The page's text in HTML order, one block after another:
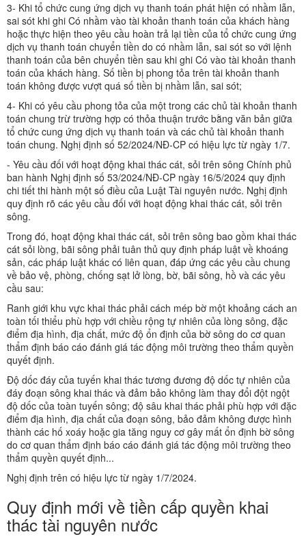
3- Khi tổ chức cung ứng dịch vụ thanh toán phát hiện có nhầm lẫn,
sai sót khi ghi Có nhầm vào tài khoản thanh toán của khách hàng
hoặc thực hiện theo yêu cầu hoàn trả lại tiền của tổ chức cung ứng
dịch vụ thanh toán chuyển tiền do có nhầm lẫn, sai sót so với lệnh
thanh toán của bên chuyển tiền sau khi ghi Có vào tài khoản thanh
toán của khách hàng. Số tiền bị phong tỏa trên tài khoản thanh
toán không được vượt quá số tiền bị nhầm lẫn, sai sót;
4- Khi có yêu cầu phong tỏa của một trong các chủ tài khoản thanh
toán chung trừ trường hợp có thỏa thuận trước bằng văn bản giữa
tổ chức cung ứng dịch vụ thanh toán và các chủ tài khoản thanh
toán chung. Nghị định số 52/2024/NĐ-CP có hiệu lực từ ngày 1/7.
- Yêu cầu đối với hoạt động khai thác cát, sỏi trên sông Chính phủ
ban hành Nghị định số 53/2024/NĐ-CP ngày 16/5/2024 quy định
chi tiết thi hành một số điều của Luật Tài nguyên nước. Nghị định
quy định rõ các yêu cầu đối với hoạt động khai thác cát, sỏi trên
sông.
Trong đó, hoạt động khai thác cát, sỏi trên sông bao gồm khai thác
cát sỏi lòng, bãi sông phải tuân thủ quy định pháp luật về khoáng
sản, các pháp luật khác có liên quan, đáp ứng các yêu cầu chung
về bảo vệ, phòng, chống sạt lở lòng, bờ, bãi sông, hồ và các yêu
cầu sau:
Ranh giới khu vực khai thác phải cách mép bờ một khoảng cách an
toàn tối thiểu phù hợp với chiều rộng tự nhiên của lòng sông, đặc
điểm địa hình, địa chất, mức độ ổn định của bờ sông do cơ quan
thẩm định báo cáo đánh giá tác động môi trường theo thẩm quyền
quyết định.
Độ dốc đáy của tuyến khai thác tương đương độ dốc tự nhiên của
đáy đoạn sông khai thác và đảm bảo không làm thay đổi đột ngột
độ dốc của toàn tuyến sông; độ sâu khai thác phải phù hợp với đặc
điểm địa hình, địa chất của đoạn sông, bảo đảm không được hình
thành các hố xoáy hoặc gia tăng nguy cơ gây mất ổn định bờ sông
do cơ quan thẩm định báo cáo đánh giá tác động môi trường theo
thẩm quyền quyết định...
Nghị định trên có hiệu lực từ ngày 1/7/2024.
Quy định mới về tiền cấp quyền khai
thác tài nguyên nước